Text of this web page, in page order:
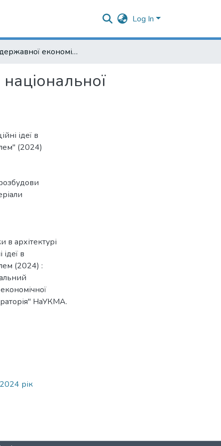
Log In
Роль державної економічної політики в архітектурі національної безпеки
ідеї в
(2024)
в архітектурі
в
(2024) :
НаУКМА.
рік